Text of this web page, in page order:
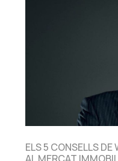
ELS 5 CONSELLS DE